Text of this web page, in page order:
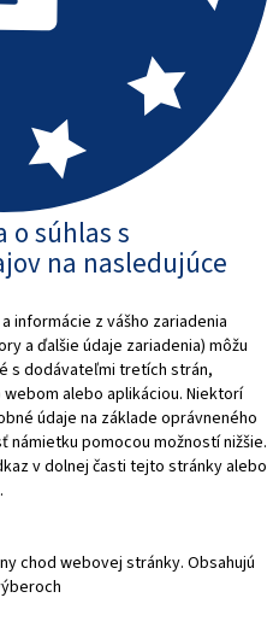
o súhlas s
na nasledujúce
informácie z vášho zariadenia
a ďalšie údaje zariadenia) môžu
s dodávateľmi tretích strán,
alebo aplikáciou. Niektorí
údaje na základe oprávneného
pomocou možností nižšie.
v dolnej časti tejto stránky alebo
chod webovej stránky. Obsahujú